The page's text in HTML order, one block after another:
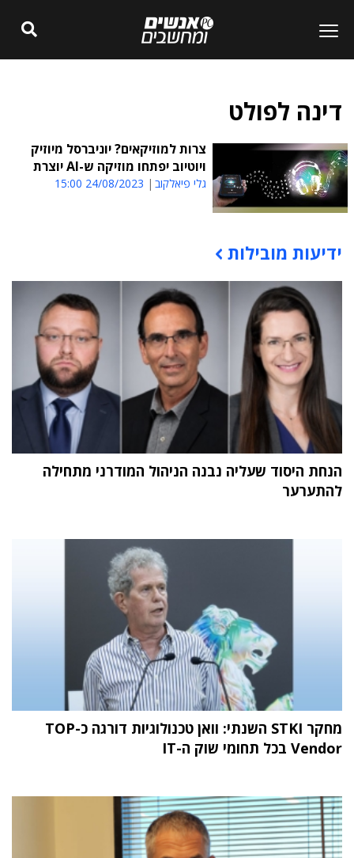
דינה לפולט
צרות למוזיקאים? יוניברסל מיוזיק
ויוטיוב יפתחו מוזיקה ש-AI יוצרת
גלי פיאלקוב 24/08/2023 15:00
תוכן פרסומי
ידיעות מובילות
הנחת היסוד שעליה נבנה הניהול המודרני מתחילה
להתערער
מחקר STKI השנתי: וואן טכנולוגיות דורגה כ-TOP
Vendor בכל תחומי שוק ה-IT